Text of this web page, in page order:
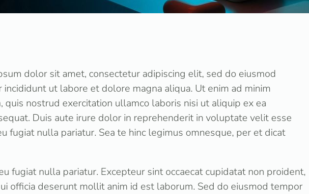
dolor sit amet, consectetur adipiscing elit, sed do eiusmod
incididunt ut labore et dolore magna aliqua. Ut enim ad minim
quis nostrud exercitation ullamco laboris nisi ut aliquip ex ea
Duis aute irure dolor in reprehenderit in voluptate velit esse
fugiat nulla pariatur. Sea te hinc legimus omnesque, per et dicat
fugiat nulla pariatur. Excepteur sint occaecat cupidatat non proident,
officia deserunt mollit anim id est laborum. Sed do eiusmod tempor